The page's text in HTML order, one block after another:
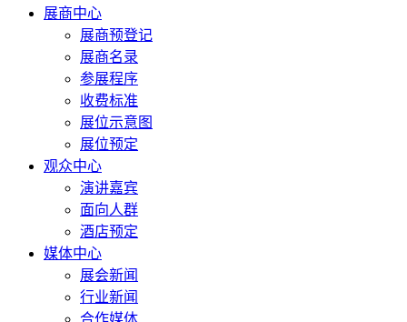
展商中心
展商预登记
展商名录
参展程序
收费标准
展位示意图
展位预定
观众中心
演讲嘉宾
面向人群
酒店预定
媒体中心
展会新闻
行业新闻
合作媒体